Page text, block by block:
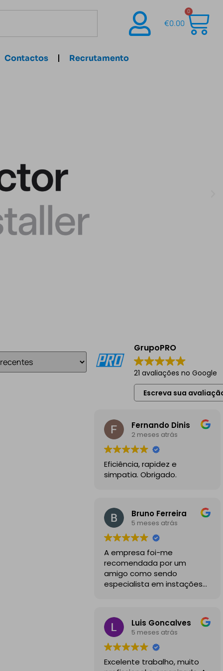
€0.00
0
Contactos Recrutamento
GrupoPRO
21 avaliações no Google
Escreva sua
Fernando Dinis
2 meses atrás
Eficiência, rapidez e
simpatia. Obrigado.
Bruno Ferreira
5 meses atrás
A empresa foi-me
recomendada por um
amigo como sendo
especialista em instações
sempre bastante
profissionais, comunicativos
e disponiveis para todas as
minhas dúvidas.
A instalação de tomada
Luis Goncalves
5 meses atrás
Excelente trabalho, muito